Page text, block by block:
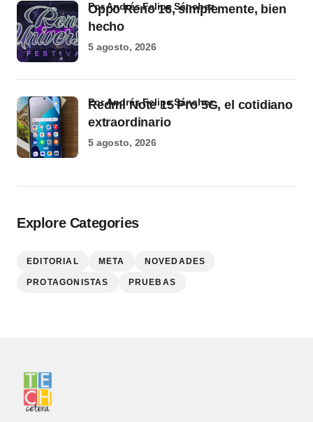
Oppo Reno 16, simplemente, bien
hecho
por Andrés Felipe Sánchez
5 agosto, 2026
Redmi Note 15 Pro 5G, el cotidiano
extraordinario
por Andrés Felipe Sánchez
5 agosto, 2026
Explore Categories
EDITORIAL META NOVEDADES
PROTAGONISTAS PRUEBAS